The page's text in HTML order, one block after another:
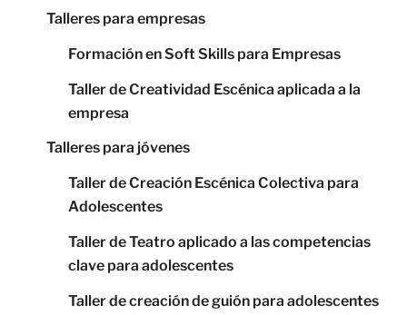
Talleres para empresas
Formación en Soft Skills para Empresas
Taller de Creatividad Escénica aplicada a la
empresa
Talleres para jóvenes
Taller de Creación Escénica Colectiva para
Adolescentes
Taller de Teatro aplicado a las competencias
clave para adolescentes
Taller de creación de guión para adolescentes